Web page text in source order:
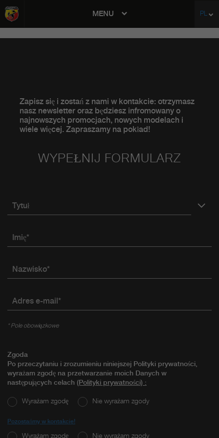
MENU PL
Zapisz się i zostań z nami w kontakcie: otrzymasz
nasz newsletter oraz będziesz infromowany o
najnowszych promocjach, nowych modelach i
wiele więcej. Zapraszamy na pokład!
WYPEŁNIJ FORMULARZ
Tytuł
Imię*
Nazwisko*
Adres e-mail*
* Pole obowiązkowe
Zgoda
Po przeczytaniu i zrozumieniu niniejszej Polityki prywatności,
wyrażam zgodę na przetwarzanie moich Danych w
następujących celach (Polityki prywatności) :
Wyrażam zgodę Nie wyrażam zgody
Pozostańmy w kontakcie!
Wyrażam zgodę Nie wyrażam zgody